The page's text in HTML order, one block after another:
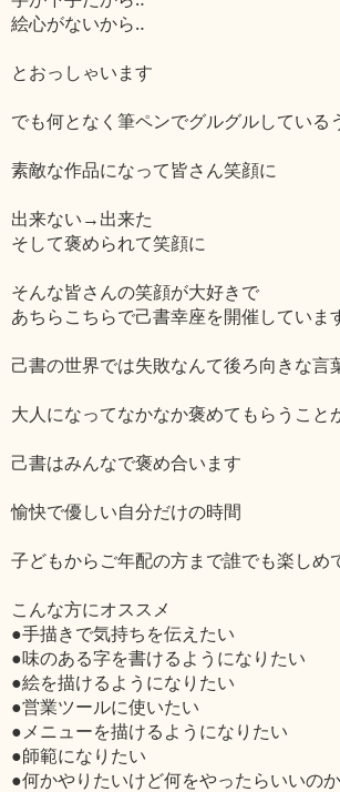
絵心がないから‥
とおっしゃいます
でも何となく筆ペンでグルグルしている
素敵な作品になって皆さん笑顔に
出来ない→出来た
そして褒められて笑顔に
そんな皆さんの笑顔が大好きで
あちらこちらで己書幸座を開催していま
己書の世界では失敗なんて後ろ向きな言
大人になってなかなか褒めてもらうこと
己書はみんなで褒め合います
愉快で優しい自分だけの時間
子どもからご年配の方まで誰でも楽しめ
こんな方にオススメ
●手描きで気持ちを伝えたい
●味のある字を書けるようになりたい
●絵を描けるようになりたい
●営業ツールに使いたい
●メニューを描けるようになりたい
●師範になりたい
●何かやりたいけど何をやったらいいの